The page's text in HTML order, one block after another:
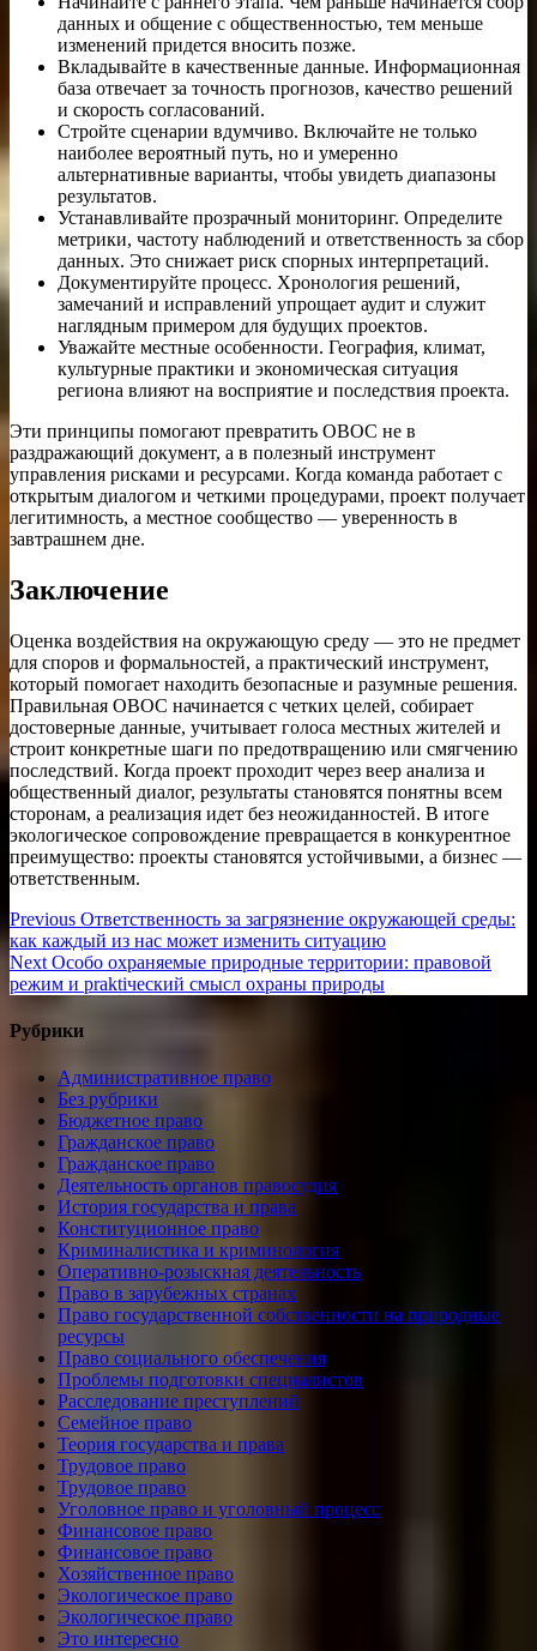
данных и общение с общественностью, тем меньше
изменений придется вносить позже.
Вкладывайте в качественные данные. Информационная
база отвечает за точность прогнозов, качество решений
и скорость согласований.
Стройте сценарии вдумчиво. Включайте не только
наиболее вероятный путь, но и умеренно
альтернативные варианты, чтобы увидеть диапазоны
результатов.
Устанавливайте прозрачный мониторинг. Определите
метрики, частоту наблюдений и ответственность за сбор
данных. Это снижает риск спорных интерпретаций.
Документируйте процесс. Хронология решений,
замечаний и исправлений упрощает аудит и служит
наглядным примером для будущих проектов.
Уважайте местные особенности. География, климат,
культурные практики и экономическая ситуация
региона влияют на восприятие и последствия проекта.
Эти принципы помогают превратить ОВОС не в
раздражающий документ, а в полезный инструмент
управления рисками и ресурсами. Когда команда работает с
открытым диалогом и четкими процедурами, проект получает
легитимность, а местное сообщество — уверенность в
завтрашнем дне.
Заключение
Оценка воздействия на окружающую среду — это не предмет
для споров и формальностей, а практический инструмент,
который помогает находить безопасные и разумные решения.
Правильная ОВОС начинается с четких целей, собирает
достоверные данные, учитывает голоса местных жителей и
строит конкретные шаги по предотвращению или смягчению
последствий. Когда проект проходит через веер анализа и
общественный диалог, результаты становятся понятны всем
сторонам, а реализация идет без неожиданностей. В итоге
экологическое сопровождение превращается в конкурентное
преимущество: проекты становятся устойчивыми, а бизнес —
ответственным.
Навигация
по
записям
Previous Previous
post:
Ответственность за загрязнение окружающей среды:
как каждый из нас может изменить ситуацию
Next Next
post:
Особо охраняемые природные территории: правовой
режим и praktiческий смысл охраны природы
Рубрики
Административное право
Без рубрики
Бюджетное право
Гражданское право
Гражданское право
Деятельность органов правосудия
История государства и права
Конституционное право
Криминалистика и криминология
Оперативно-розыскная деятельность
Право в зарубежных странах
Право государственной собственности на природные
ресурсы
Право социального обеспечения
Проблемы подготовки специалистов
Расследование преступлений
Семейное право
Теория государства и права
Трудовое право
Трудовое право
Уголовное право и уголовный процесс
Финансовое право
Финансовое право
Хозяйственное право
Экологическое право
Экологическое право
Это интересно